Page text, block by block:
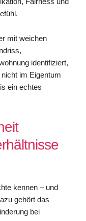
mit weichen
identifiziert,
im Eigentum
ein echtes
kennen – und
gehört das
bei